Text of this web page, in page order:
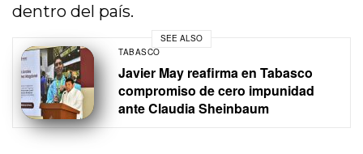
dentro del país.
SEE ALSO
TABASCO
Javier May reafirma en Tabasco
compromiso de cero impunidad
ante Claudia Sheinbaum